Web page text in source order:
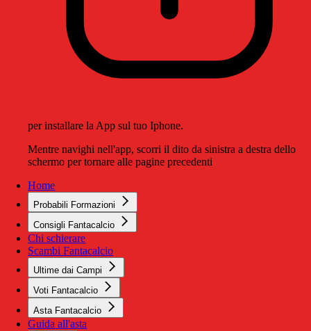
per installare la App sul tuo Iphone.
Mentre navighi nell'app, scorri il dito da sinistra a destra dello
schermo per tornare alle pagine precedenti
Home
Probabili Formazioni
Consigli Fantacalcio
Chi schierare
Scambi Fantacalcio
Ultime dai Campi
Voti Fantacalcio
Asta Fantacalcio
Guida all'asta